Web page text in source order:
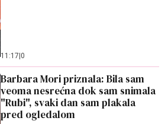
11:17 0
Barbara Mori priznala: Bila sam
veoma nesrećna dok sam snimala
"Rubi", svaki dan sam plakala
pred ogledalom